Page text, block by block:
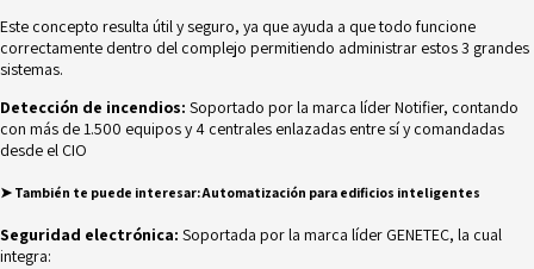
Este concepto resulta útil y seguro, ya que ayuda a que todo funcione
correctamente dentro del complejo permitiendo administrar estos 3 grandes
sistemas.
Detección de incendios: Soportado por la marca líder Notifier, contando
con más de 1.500 equipos y 4 centrales enlazadas entre sí y comandadas
desde el CIO
➤ También te puede interesar:Automatización para edificios inteligentes
Seguridad electrónica: Soportada por la marca líder GENETEC, la cual
integra: